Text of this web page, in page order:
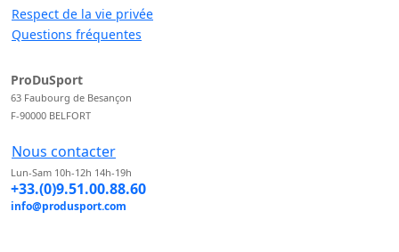
Respect de la vie privée
Questions fréquentes
ProDuSport
63 Faubourg de Besançon
F-90000 BELFORT
Nous contacter
Lun-Sam 10h-12h 14h-19h
+33.(0)9.51.00.88.60
info@produsport.com